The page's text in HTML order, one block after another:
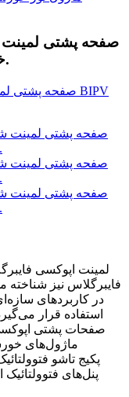
صفحه پشتی لمینت
BIPV خورشیدی برای پنل خورشیدی.
لمینت اپوکسی
فایبرگلاس نیز
در کاربردهای
استفاده قرار
صفحات پشتی
ماژول‌های
پنل‌های